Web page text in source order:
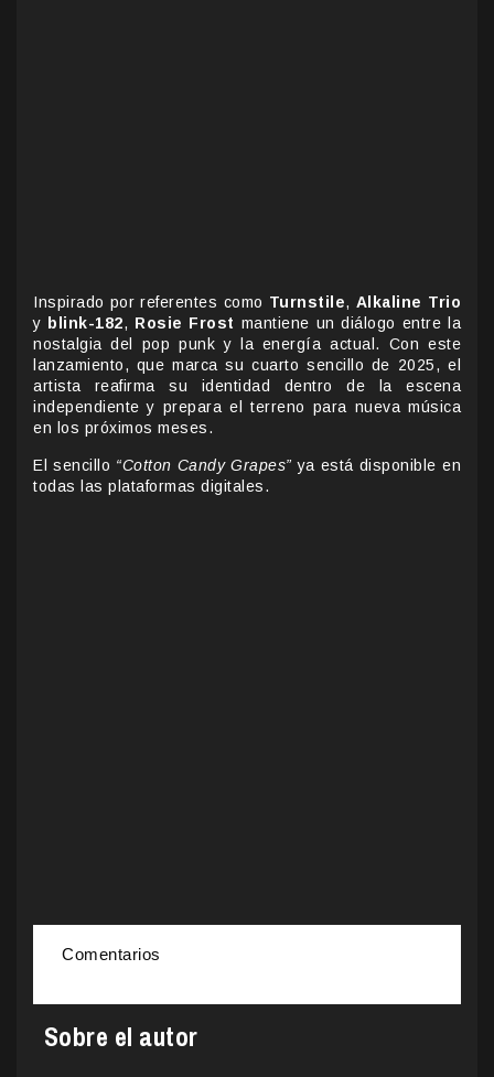
Inspirado por referentes como Turnstile, Alkaline Trio
y blink-182, Rosie Frost mantiene un diálogo entre la
nostalgia del pop punk y la energía actual. Con este
lanzamiento, que marca su cuarto sencillo de 2025, el
artista reafirma su identidad dentro de la escena
independiente y prepara el terreno para nueva música
en los próximos meses.
El sencillo “Cotton Candy Grapes” ya está disponible en
todas las plataformas digitales.
Comentarios
Sobre el autor